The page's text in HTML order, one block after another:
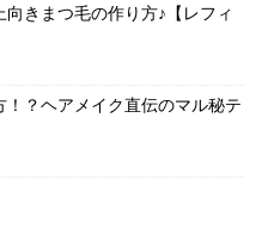
きまつ毛の作り方♪【レフィ
？ヘアメイク直伝のマル秘テ